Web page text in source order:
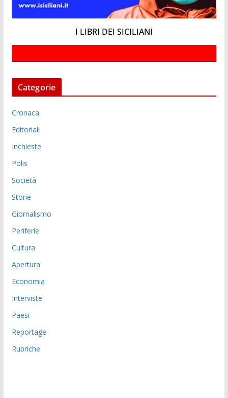
I LIBRI DEI SICILIANI
Categorie
Cronaca
Editoriali
Inchieste
Polis
Società
Storie
Giornalismo
Periferie
Cultura
Apertura
Economia
Interviste
Paesi
Reportage
Rubriche